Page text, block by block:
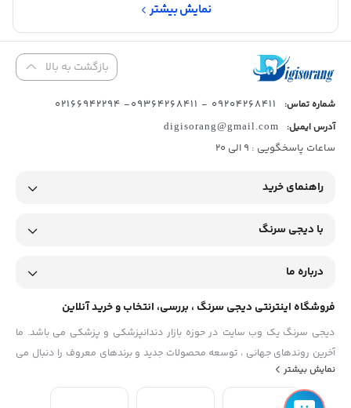
نمایش بیشتر
بازگشت به بالا
شماره تماس: 09204268411 - 09364268411- 02166942294
آدرس ایمیل: digisorang@gmail.com
ساعات پاسخگویی : 9 الی 20
راهنمای خرید
با دیجی سرنگ
درباره ما
فروشگاه اینترنتی دیجی سرنگ ، بررسی، انتخاب و خرید آنلاین
دیجی سرنگ یک وب سایت در حوزه بازار دندانپزشکی و پزشکی می باشد. ما
آخرین روندهای جهانی ، توسعه محصولات جدید و برندهای معروف را دنبال می
کنیم و آنها را در اختیار شما قرار می دهیم. استفاده از مطالب فروشگاه
اینترنتی دیجی سرنگ فقط برای مقاصد غیرتجاری و با ذکر منبع بلامانع است
نمایش بیشتر